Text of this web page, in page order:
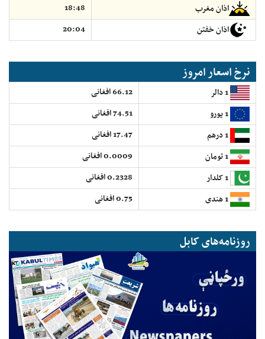
اذان مغرب
18:48
اذان خفتن
20:04
نرخ اسعار امروز
66.12 افغانی
74.51 افغانی
17.47 افغانی
0.0009 افغانی
0.2328 افغانی
0.75 افغانی
روزنامه‌های کابل